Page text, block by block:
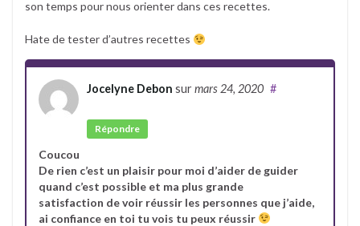
son temps pour nous orienter dans ces recettes.
Hate de tester d’autres recettes
Jocelyne Debon sur mars 24, 2020 #
Répondre
Coucou
De rien c’est un plaisir pour moi d’aider de guider
quand c’est possible et ma plus grande
satisfaction de voir réussir les personnes que j’aide,
ai confiance en toi tu vois tu peux réussir